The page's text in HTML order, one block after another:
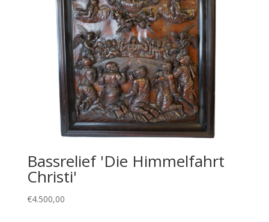
Bassrelief 'Die Himmelfahrt
Christi'
€4.500,00